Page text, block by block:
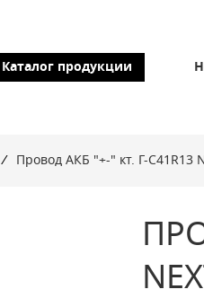
Каталог продукции
/ Провод АКБ "+-" кт. Г-C41R13